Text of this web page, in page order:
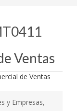
Ventas
y Empresas,